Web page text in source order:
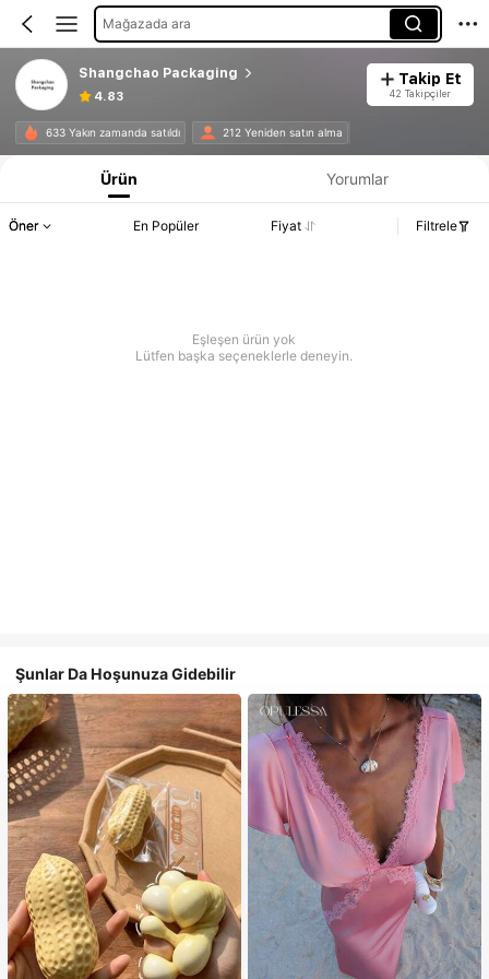
Mağazada ara
Shangchao Packaging
4.83
Takip Et
42 Takipçiler
633 Yakın zamanda satıldı 212 Yeniden satın alma
Ürün Yorumlar
Öner En Popüler Fiyat Filtrele
Eşleşen ürün yok
Lütfen başka seçeneklerle deneyin.
Şunlar Da Hoşunuza Gidebilir